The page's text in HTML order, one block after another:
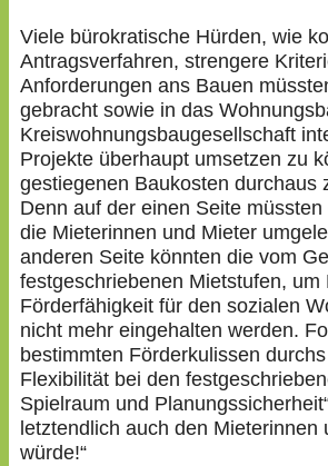
Viele bürokratische Hürden, wie
Antragsverfahren, strengere
Anforderungen ans Bauen
gebracht sowie in das
Kreiswohnungsbaugesellschaft
Projekte überhaupt umsetzen zu
gestiegenen Baukosten durchaus
Denn auf der einen Seite
die Mieterinnen und Mieter
anderen Seite könnten die vom
festgeschriebenen Mietstufen, um
Förderfähigkeit für den sozialen
nicht mehr eingehalten werden.
bestimmten Förderkulissen
Flexibilität bei den
Spielraum und
letztendlich auch den
würde!“